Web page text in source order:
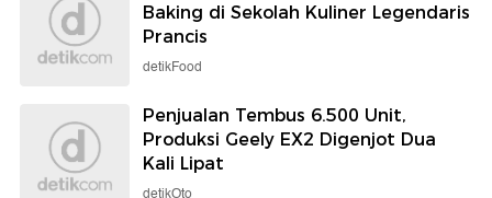
Baking di Sekolah Kuliner Legendaris
Prancis
detikFood
Penjualan Tembus 6.500 Unit,
Produksi Geely EX2 Digenjot Dua
Kali Lipat
detikOto